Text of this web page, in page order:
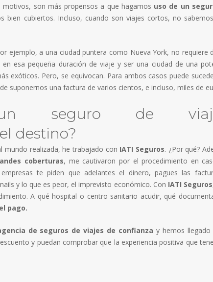
son más propensos a que hagamos uso de un
bien cubiertos. Incluso, cuando son viajes cortos, no
ejemplo, a una ciudad puntera como Nueva York, no requiere
esa pequeña duración de viaje y ser una ciudad de una
exóticos. Pero, se equivocan. Para ambos casos puede
suponernos una factura de varios cientos, e incluso, miles de
seguro de
destino?
realizada, he trabajado con IATI Seguros. ¿Por qué?
coberturas, me cautivaron por el procedimiento en
te piden que adelantes el dinero, pagues las
y lo que es peor, el imprevisto económico. Con IATI Seguros
A qué hospital o centro sanitario acudir, qué
pago.
de seguros de viajes de confianza y hemos
y puedan comprobar que la experiencia positiva que